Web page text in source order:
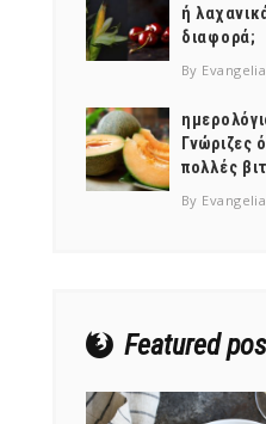
ή
διαφορά;
By Evangelia
Γνώριζες
πολλές
By Evangelia
Featured
y